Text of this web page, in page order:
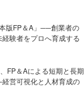
版FP＆A」──創業者の
験者をプロへ育成する
FP＆Aによる短期と長期
営可視化と人材育成の